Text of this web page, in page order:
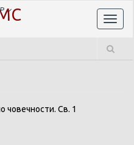
човечности. Св. 1